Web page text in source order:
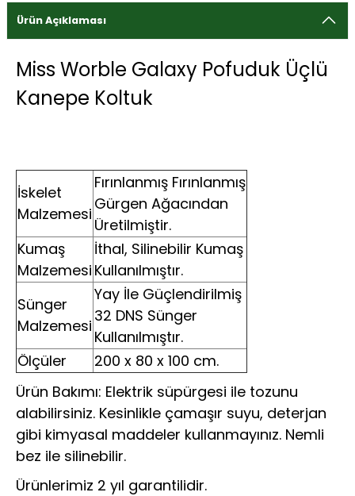
Ürün Açıklaması
Miss Worble Galaxy Pofuduk Üçlü
Kanepe Koltuk
İskelet
Malzemesi
Fırınlanmış Fırınlanmış
Gürgen Ağacından
Üretilmiştir.
Kumaş
Malzemesi
İthal, Silinebilir Kumaş
Kullanılmıştır.
Sünger
Malzemesi
Yay İle Güçlendirilmiş
32 DNS Sünger
Kullanılmıştır.
Ölçüler
200 x 80 x 100 cm.
Ürün Bakımı: Elektrik süpürgesi ile tozunu
alabilirsiniz. Kesinlikle çamaşır suyu, deterjan
gibi kimyasal maddeler kullanmayınız. Nemli
bez ile silinebilir.
Ürünlerimiz 2 yıl garantilidir.